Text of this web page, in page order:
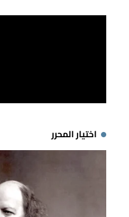
اختيار المحرر